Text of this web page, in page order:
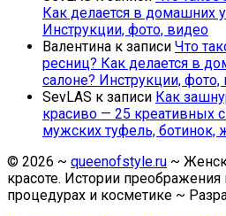
Как делается в домашних
Инструкции, фото, видео
Валентина к записи Что
ресниц? Как делается в
салоне? Инструкции, фото,
SevLAS к записи Как
красиво — 25 креативных
мужских туфель, ботинок,
© 2026 ~ queenofstyle.ru ~
красоте. Истории
процедурах и косметике ~